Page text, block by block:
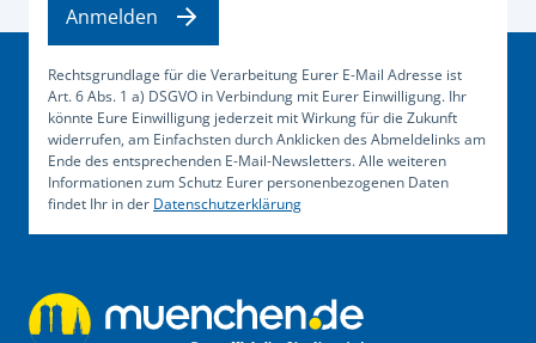
Rechtsgrundlage für die Verarbeitung Eurer E-Mail Adresse ist
Art. 6 Abs. 1 a) DSGVO in Verbindung mit Eurer Einwilligung. Ihr
könnte Eure Einwilligung jederzeit mit Wirkung für die Zukunft
widerrufen, am Einfachsten durch Anklicken des Abmeldelinks am
Ende des entsprechenden E-Mail-Newsletters. Alle weiteren
Informationen zum Schutz Eurer personenbezogenen Daten
findet Ihr in der Datenschutzerklärung
Anmelden